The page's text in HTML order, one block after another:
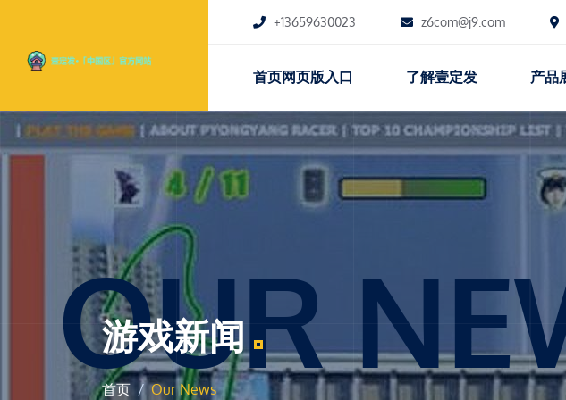
+13659630023 z6com@j9.com
首页网页版入口 了解壹定发 产品
OUR
游戏新闻
首页 Our News